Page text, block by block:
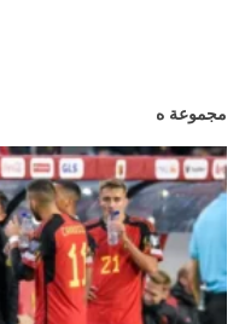
مجموعة ه